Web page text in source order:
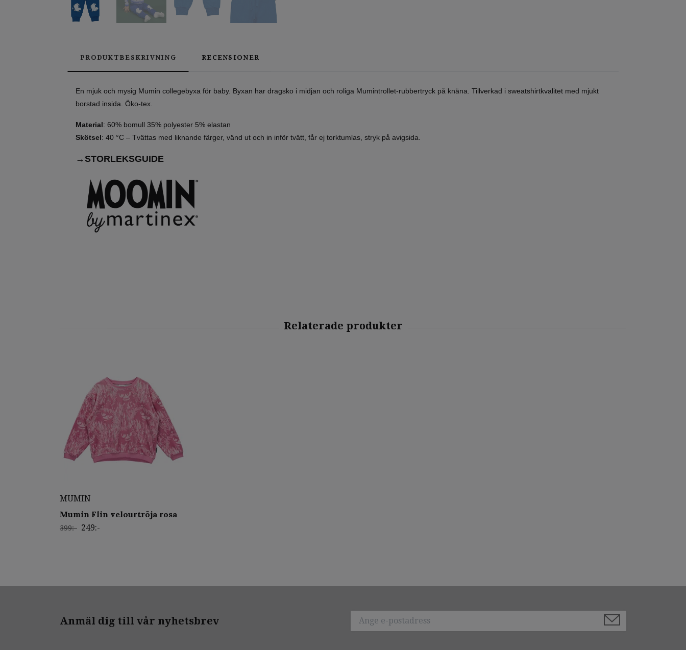
PRODUKTBESKRIVNING RECENSIONER
En mjuk och mysig Mumin collegebyxa för baby. Byxan har dragsko i midjan och roliga Mumintrollet-rubbertryck på knäna. Tillverkad i sweatshirtkvalitet med mjukt
borstad insida. Öko-tex.
Material: 60% bomull 35% polyester 5% elastan
Skötsel: 40 °C – Tvättas med liknande färger, vänd ut och in inför tvätt, får ej torktumlas, stryk på avigsida.
→STORLEKSGUIDE
MUMIN
Mumin Flin velourtröja rosa
399:- 249:-
Anmäl dig till vår nyhetsbrev